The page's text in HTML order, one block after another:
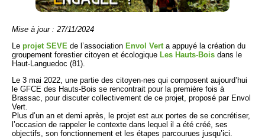
Mise à jour : 27/11/2024
Le projet SEVE de l’association Envol Verta appuyé la création du
groupement forestier citoyen et écologique Les Hauts-Bois dans le
Haut-Languedoc (81).
Le 3 mai 2022, une partie des citoyen·nes qui composent aujourd’hui
le GFCE des Hauts-Bois se rencontrait pour la première fois à
Brassac, pour discuter collectivement de ce projet, proposé par Envol
Vert.
Plus d’un an et demi après, le projet est aux portes de se concrétiser,
l’occasion de rappeler le contexte dans lequel il a été créé, ses
objectifs, son fonctionnement et les étapes parcourues jusqu’ici.